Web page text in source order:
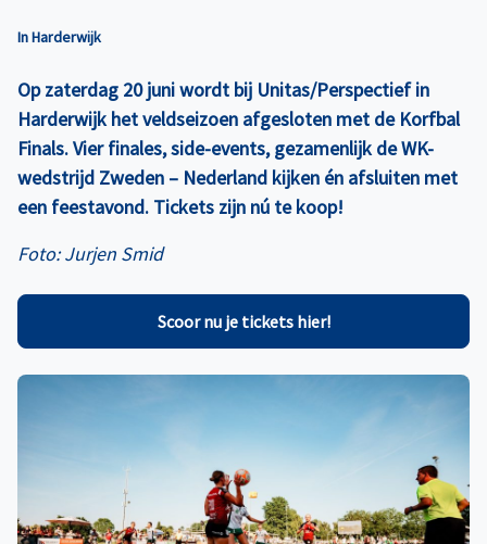
In Harderwijk
Op zaterdag 20 juni wordt bij Unitas/Perspectief in
Harderwijk het veldseizoen afgesloten met de Korfbal
Finals. Vier finales, side-events, gezamenlijk de WK-
wedstrijd Zweden – Nederland kijken én afsluiten met
een feestavond. Tickets zijn nú te koop!
Foto: Jurjen Smid
Scoor nu je tickets hier!